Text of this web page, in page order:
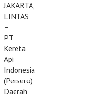
JAKARTA,
LINTAS
–
PT
Kereta
Api
Indonesia
(Persero)
Daerah